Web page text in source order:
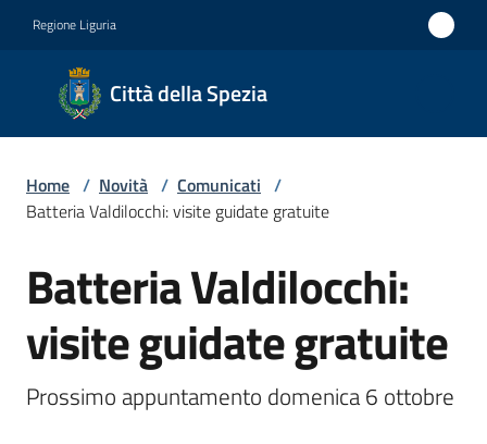
Regione Liguria
Città della Spezia
Città
della
Medaglia
Merito
Civile
Medaglia
d'argento
al Valor
Home / Novità / Comunicati /
Batteria Valdilocchi: visite guidate gratuite
Salta al contenuto
Batteria Valdilocchi:
visite guidate gratuite
Prossimo appuntamento domenica 6 ottobre